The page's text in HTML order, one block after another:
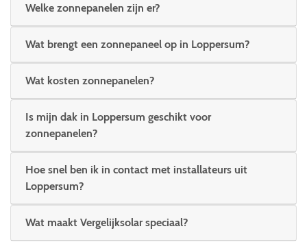
Welke zonnepanelen zijn er?
Wat brengt een zonnepaneel op in Loppersum?
Wat kosten zonnepanelen?
Is mijn dak in Loppersum geschikt voor
zonnepanelen?
Hoe snel ben ik in contact met installateurs uit
Loppersum?
Wat maakt Vergelijksolar speciaal?